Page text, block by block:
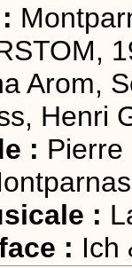
Arom,
Henri
: Pierre
:
: Ich